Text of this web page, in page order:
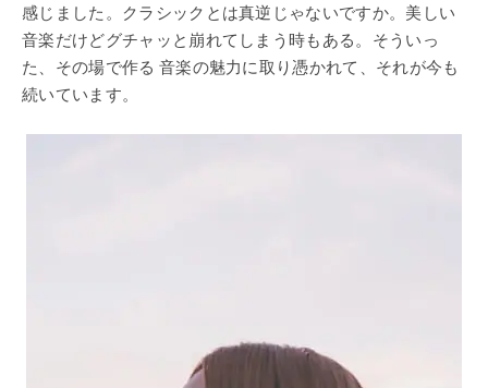
感じました。クラシックとは真逆じゃないですか。美しい
音楽だけどグチャッと崩れてしまう時もある。そういっ
た、その場で作る 音楽の魅力に取り憑かれて、それが今も
続いています。